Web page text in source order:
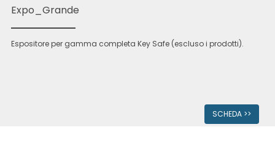
Expo_Grande
Espositore per gamma completa Key Safe (escluso i prodotti).
SCHEDA >>